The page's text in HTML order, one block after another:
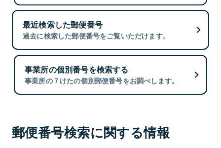
最近検索した郵便番号
過去に検索した郵便番号をご覧いただけます。
事業所の個別番号を検索する
事業所の７けたの個別郵便番号をお調べします。
郵便番号検索に関する情報